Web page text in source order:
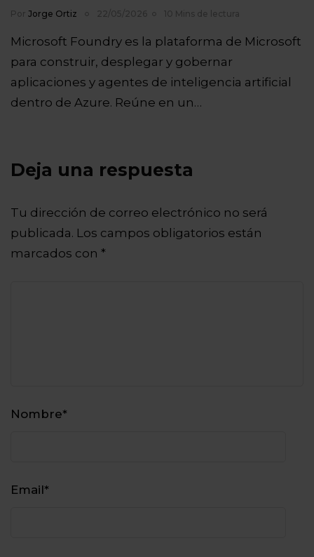
Por Jorge Ortiz 22/05/2026 10 Mins de lectura
Microsoft Foundry es la plataforma de Microsoft
para construir, desplegar y gobernar
aplicaciones y agentes de inteligencia artificial
dentro de Azure. Reúne en un…
Deja una respuesta
Tu dirección de correo electrónico no será
publicada. Los campos obligatorios están
marcados con *
Nombre*
Email*